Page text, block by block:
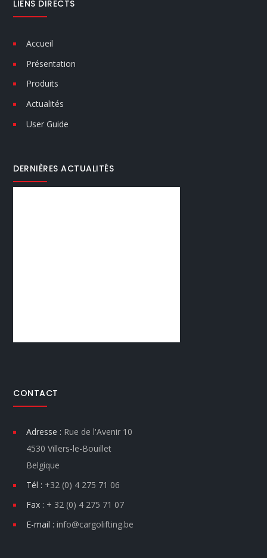
LIENS DIRECTS
Accueil
Présentation
Produits
Actualités
User Guide
DERNIÈRES ACTUALITÉS
CONTACT
Adresse : Rue de l'Avenir 10
4530 Villers-le-Bouillet
Belgique
Tél : +32 (0) 4 275 71 06
Fax : + 32 (0) 4 275 71 07
E-mail : info@cargolifting.be